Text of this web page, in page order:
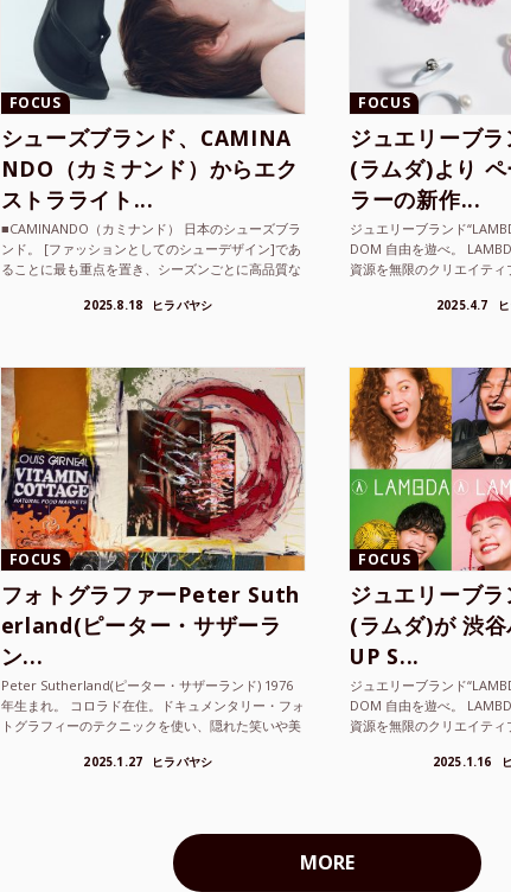
FOCUS
シューズブランド、CAMINA
NDO（カミナンド）からエク
ストラライト...
■CAMINANDO（カミナンド） 日本のシューズブラ
ンド。 [ファッションとしてのシューデザイン]であ
ることに最も重点を置き、シーズンごとに高品質な
2025.8.18 ヒラバヤシ
FOCUS
ジュエリーブ
(ラムダ)より
ラーの新作...
ジュエリーブランド
DOM 自由を遊べ。
資源を無限のクリエイテ
2025.4.7
FOCUS
フォトグラファーPeter Suth
erland(ピーター・サザーラ
ン...
Peter Sutherland(ピーター・サザーランド) 1976
年生まれ。 コロラド在住。ドキュメンタリー・フォ
トグラフィーのテクニックを使い、隠れた笑いや美
2025.1.27 ヒラバヤシ
FOCUS
ジュエリーブ
(ラムダ)が 渋
UP S...
ジュエリーブランド
DOM 自由を遊べ。
資源を無限のクリエイテ
2025.1.16
MORE